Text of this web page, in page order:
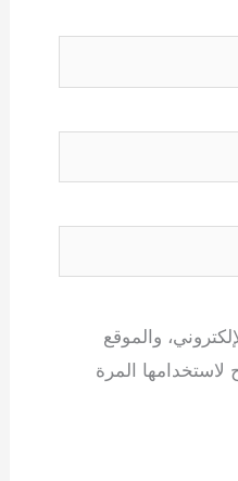
والموقع
لاستخدامها المرة